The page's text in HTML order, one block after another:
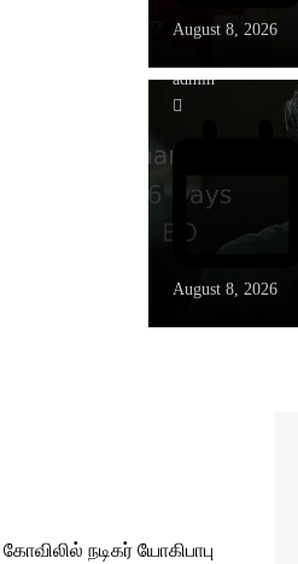
August 8, 2026
admin
August 8, 2026